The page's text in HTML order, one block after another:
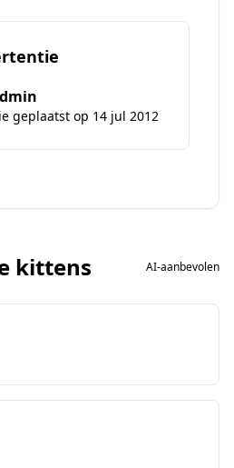
geplaatst op 14 jul 2012
kittens AI-aanbevolen